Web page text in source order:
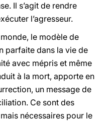
Il s’agit de rendre
l’agresseur.
le modèle de
parfaite dans la vie de
avec mépris et même
à la mort, apporte en
un message de
Ce sont des
nécessaires pour le